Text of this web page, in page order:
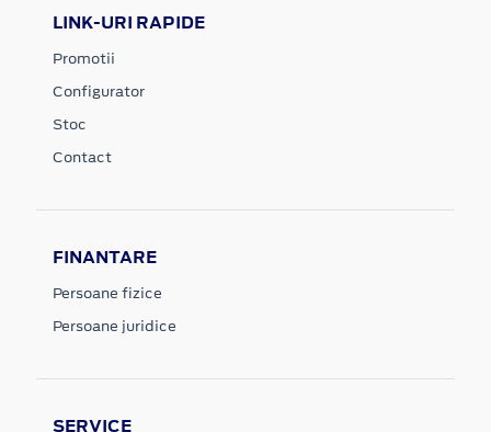
LINK-URI RAPIDE
Promotii
Configurator
Stoc
Contact
FINANTARE
Persoane fizice
Persoane juridice
SERVICE